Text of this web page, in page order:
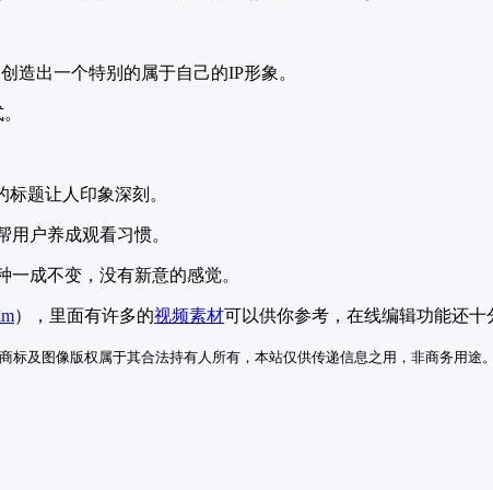
造出一个特别的属于自己的IP形象。
题让人印象深刻。
户养成观看习惯。
成不变，没有新意的感觉。
），里面有许多的视频素材可以供你参考，在线编辑功能还十
标及图像版权属于其合法持有人所有，本站仅供传递信息之用，非商务用